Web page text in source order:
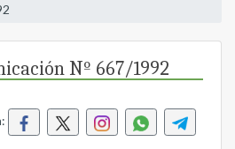
Nº 667/1992